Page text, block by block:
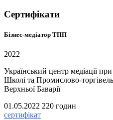
Сертифікати
Бізнес-медіатор ТПП
2022
Український центр медіації
Школі та Промислово-
Верхньої Баварії
01.05.2022 220 годин
сертифікат